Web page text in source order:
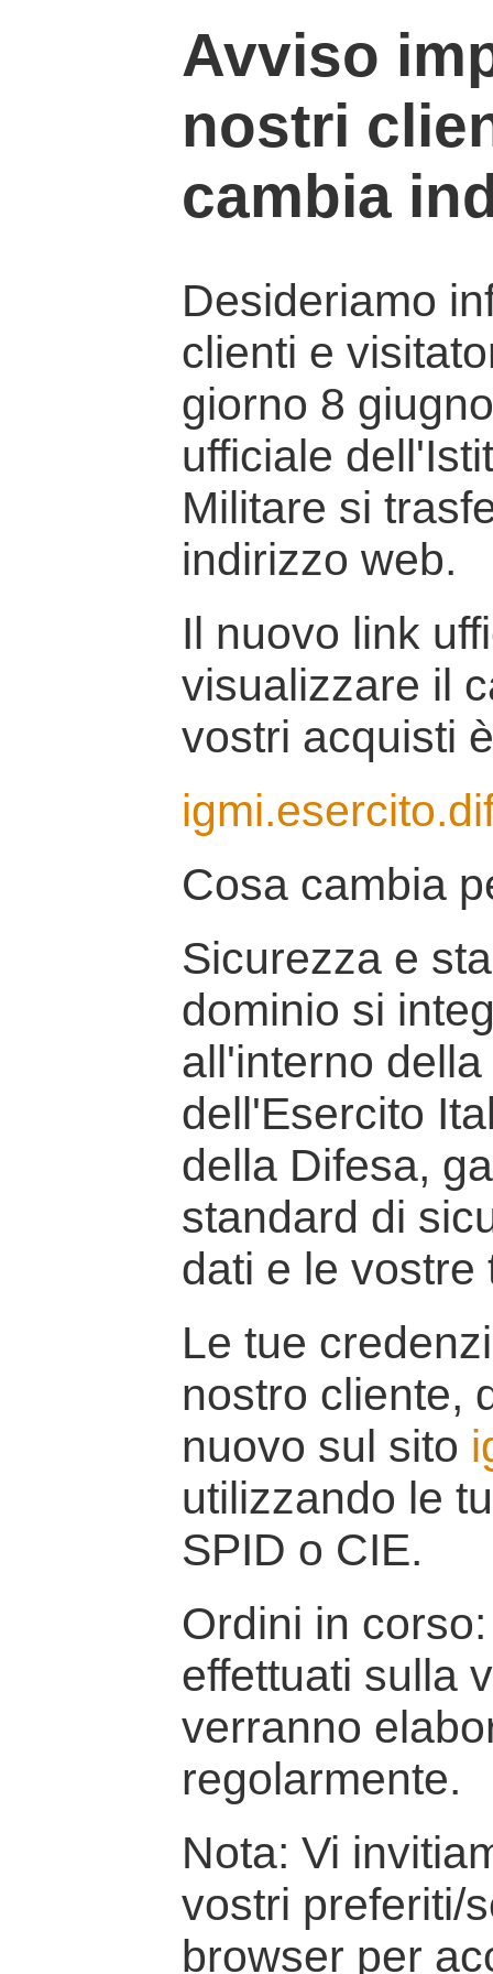
Avviso
nostri
cambia
Desideriamo
clienti e
giorno 8
ufficiale
Militare si
indirizzo web.
Il nuovo link
visualizzare il
vostri acquisti
Cosa cambia
Sicurezza e
dominio si
all'interno
dell'Esercito
della Difesa,
standard di
dati e le vostre
Le tue
nostro cliente,
nuovo sul sito
utilizzando le
SPID o CIE.
Ordini in
effettuati sulla
verranno
regolarmente.
Nota: Vi
vostri preferiti/
browser per